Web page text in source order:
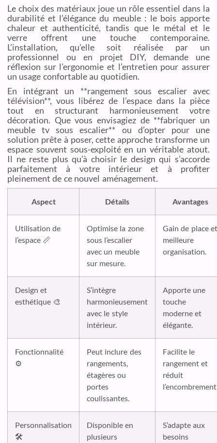
Le choix des matériaux joue un rôle essentiel dans la
durabilité et l’élégance du meuble : le bois apporte
chaleur et authenticité, tandis que le métal et le
verre offrent une touche contemporaine.
L’installation, qu’elle soit réalisée par un
professionnel ou en projet DIY, demande une
réflexion sur l’ergonomie et l’entretien pour assurer
un usage confortable au quotidien.
En intégrant un **rangement sous escalier avec
télévision**, vous libérez de l’espace dans la pièce
tout en structurant harmonieusement votre
décoration. Que vous envisagiez de **fabriquer un
meuble tv sous escalier** ou d’opter pour une
solution prête à poser, cette approche transforme un
espace souvent sous-exploité en un véritable atout.
Il ne reste plus qu’à choisir le design qui s’accorde
parfaitement à votre intérieur et à profiter
pleinement de ce nouvel aménagement.
Aspect Détails Avantages
Utilisation de
l’espace 📏
Optimise la zone
sous l’escalier
avec un meuble
sur mesure.
Gain de place
meilleure
organisation.
Design et
esthétique 🎨
S’intègre
harmonieusement
avec le style
intérieur.
Apporte une
touche
moderne et
élégante.
Fonctionnalité
⚙️
Peut inclure des
rangements,
étagères ou
portes
coulissantes.
Facilite le
rangement et
réduit
Personnalisation
🛠️
Disponible en
plusieurs
S’adapte aux
besoins